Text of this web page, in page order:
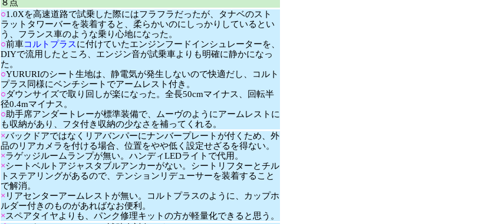
８点
○1.0Xを高速道路で試乗した際にはフラフラだったが、タナベのスト
ラットタワーバーを装着すると、柔らかいのにしっかりしているとい
う、フランス車のような乗り心地になった。
○前車コルトプラスに付けていたエンジンフードインシュレーターを、
DIYで流用したところ、エンジン音が試乗車よりも明確に静かになっ
た。
○YURURIのシート生地は、静電気が発生しないので快適だし、コルト
プラス同様にベンチシートでアームレスト付き。
○ダウンサイズで取り回しが楽になった。全長50cmマイナス、回転半
径0.4mマイナス。
○助手席アンダートレーが標準装備で、ムーヴのようにアームレストに
も収納があり、フタ付き収納の少なさを補ってくれる。
×バックドアではなくリアバンパーにナンバープレートが付くため、外
品のリアカメラを付ける場合、位置をやや低く設定せざるを得ない。
×ラゲッジルームランプが無い。ハンディLEDライトで代用。
×シートベルトアジャスタブルアンカーがない。シートリフターとチル
トステアリングがあるので、テンションリデューサーを装着すること
で解消。
× リアセンターアームレストが無い。コルトプラスのように、カップホ
ルダー付きのものがあればなお便利。
×スペアタイヤよりも、パンク修理キットの方が軽量化できると思う。